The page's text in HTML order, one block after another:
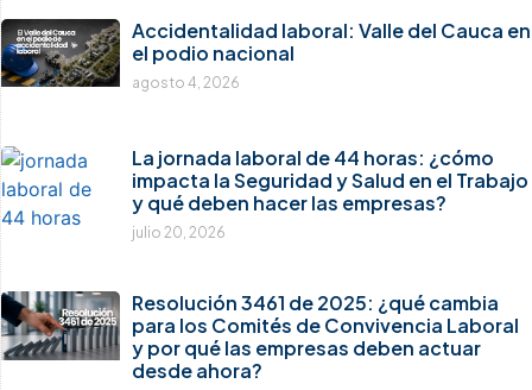
Accidentalidad laboral: Valle del Cauca en
el podio nacional
agosto 4, 2026
La jornada laboral de 44 horas: ¿cómo
impacta la Seguridad y Salud en el Trabajo
y qué deben hacer las empresas?
julio 20, 2026
Resolución 3461 de 2025: ¿qué cambia
para los Comités de Convivencia Laboral
y por qué las empresas deben actuar
desde ahora?